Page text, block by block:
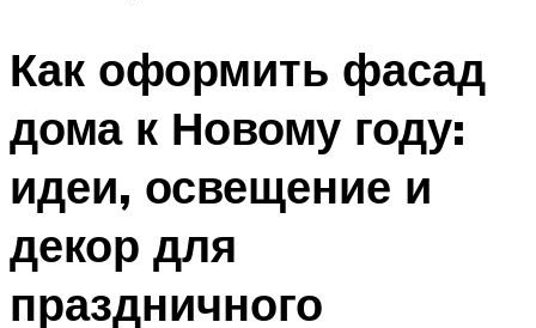
Как оформить фасад
дома к Новому году:
идеи, освещение и
декор для
праздничного